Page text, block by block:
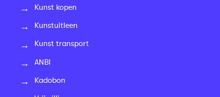
Kunst kopen
Kunstuitleen
Kunst transport
ANBI
Kadobon